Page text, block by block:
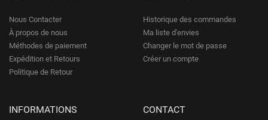
Nous Contacter
À propos de nous
Méthodes de paiement
Expédition et Retours
Politique de Retour
Historique des commandes
Ma liste d'envies
Changer le mot de passe
Créer un compte
INFORMATIONS CONTACT